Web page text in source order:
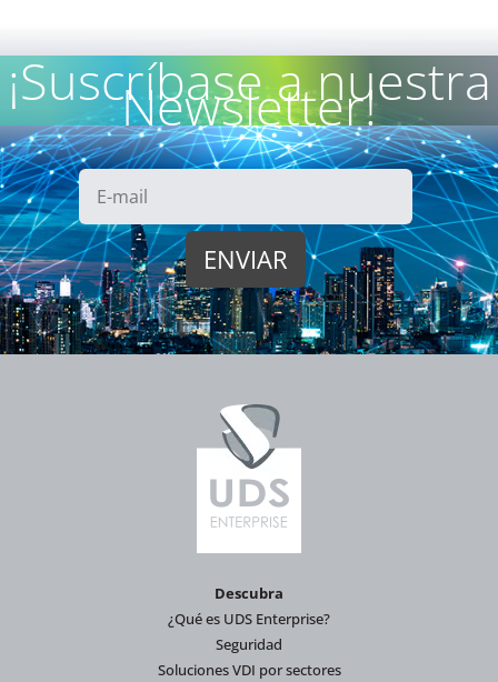
¡Suscríbase a nuestra
Newsletter!
Descubra
¿Qué es UDS Enterprise?
Seguridad
Soluciones VDI por sectores